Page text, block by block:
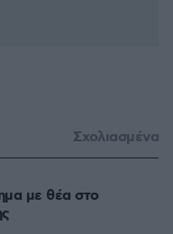
Σχολιασμένα
με θέα στο